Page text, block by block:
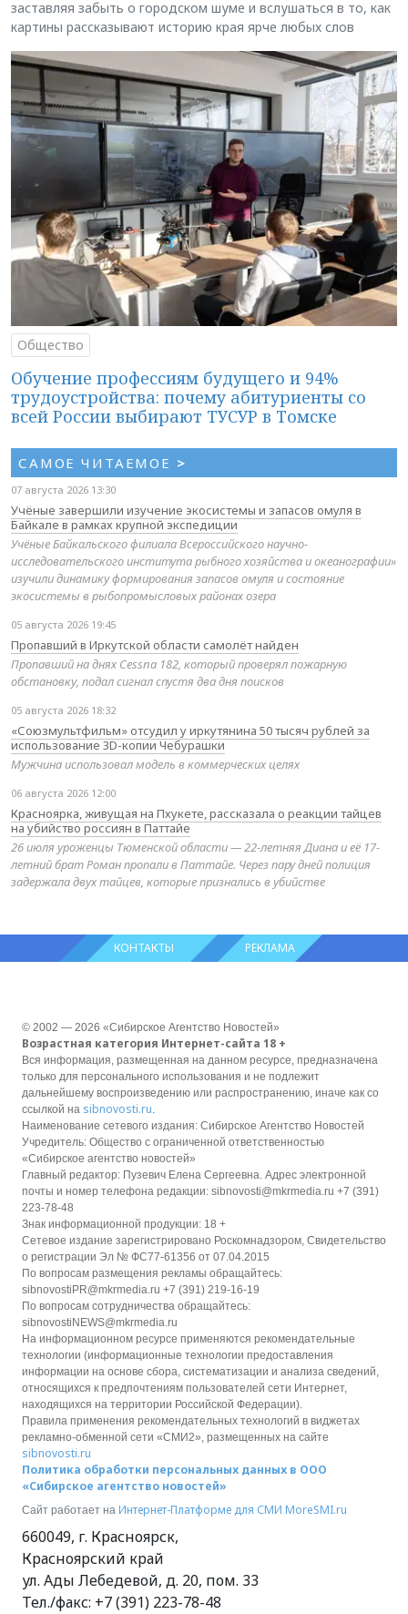
заставляя забыть о городском шуме и вслушаться в то, как
картины рассказывают историю края ярче любых слов
Общество
Обучение профессиям будущего и 94%
трудоустройства: почему абитуриенты со
всей России выбирают ТУСУР в Томске
САМОЕ ЧИТАЕМОЕ >
07 августа 2026 13:30
Учёные завершили изучение экосистемы и запасов омуля в
Байкале в рамках крупной экспедиции
Учёные Байкальского филиала Всероссийского научно-
исследовательского института рыбного хозяйства и океанографии»
изучили динамику формирования запасов омуля и состояние
экосистемы в рыбопромысловых районах озера
05 августа 2026 19:45
Пропавший в Иркутской области самолёт найден
Пропавший на днях Cessna 182, который проверял пожарную
обстановку, подал сигнал спустя два дня поисков
05 августа 2026 18:32
«Союзмультфильм» отсудил у иркутянина 50 тысяч рублей за
использование 3D-копии Чебурашки
Мужчина использовал модель в коммерческих целях
06 августа 2026 12:00
Красноярка, живущая на Пхукете, рассказала о реакции тайцев
на убийство россиян в Паттайе
26 июля уроженцы Тюменской области — 22-летняя Диана и её 17-
летний брат Роман пропали в Паттайе. Через пару дней полиция
задержала двух тайцев, которые признались в убийстве
КОНТАКТЫ РЕКЛАМА
© 2002 — 2026 «Сибирское Агентство Новостей»
Возрастная категория Интернет-сайта 18 +
Вся информация, размещенная на данном ресурсе, предназначена
только для персонального использования и не подлежит
дальнейшему воспроизведению или распространению, иначе как со
ссылкой на sibnovosti.ru.
Наименование сетевого издания: Сибирское Агентство Новостей
Учредитель: Общество с ограниченной ответственностью
«Сибирское агентство новостей»
Главный редактор: Пузевич Елена Сергеевна. Адрес электронной
почты и номер телефона редакции: sibnovosti@mkrmedia.ru +7 (391)
223-78-48
Знак информационной продукции: 18 +
Сетевое издание зарегистрировано Роскомнадзором, Свидетельство
о регистрации Эл № ФС77-61356 от 07.04.2015
По вопросам размещения рекламы обращайтесь:
sibnovostiPR@mkrmedia.ru +7 (391) 219-16-19
По вопросам сотрудничества обращайтесь:
sibnovostiNEWS@mkrmedia.ru
На информационном ресурсе применяются рекомендательные
технологии (информационные технологии предоставления
информации на основе сбора, систематизации и анализа сведений,
относящихся к предпочтениям пользователей сети Интернет,
находящихся на территории Российской Федерации).
Правила применения рекомендательных технологий в виджетах
рекламно-обменной сети «СМИ2», размещенных на сайте
sibnovosti.ru
Политика обработки персональных данных в ООО
«Сибирское агентство новостей»
Сайт работает на Интернет-Платформе для СМИ MoreSMI.ru
660049, г. Красноярск,
Красноярский край
ул. Ады Лебедевой, д. 20, пом. 33
Тел./факс: +7 (391) 223-78-48